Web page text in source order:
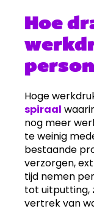
Hoe
Hoge
spiraal
nog meer
te weinig
bestaande
verzorgen,
tijd nemen
tot uitputting,
vertrek van